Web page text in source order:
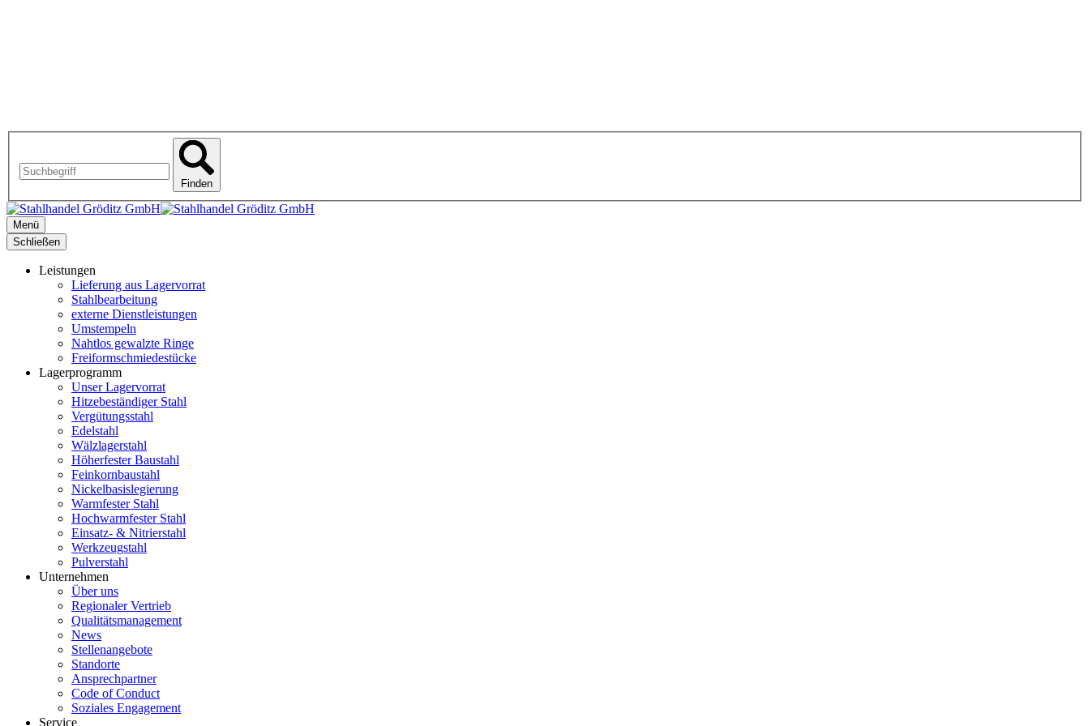
Finden
Menü
Schließen
Leistungen
Lieferung aus Lagervorrat
Stahlbearbeitung
externe Dienstleistungen
Umstempeln
Nahtlos gewalzte Ringe
Freiformschmiedestücke
Lagerprogramm
Unser Lagervorrat
Hitzebeständiger Stahl
Vergütungsstahl
Edelstahl
Wälzlagerstahl
Höherfester Baustahl
Feinkornbaustahl
Nickelbasislegierung
Warmfester Stahl
Hochwarmfester Stahl
Einsatz- & Nitrierstahl
Werkzeugstahl
Pulverstahl
Unternehmen
Über uns
Regionaler Vertrieb
Qualitätsmanagement
News
Stellenangebote
Standorte
Ansprechpartner
Code of Conduct
Soziales Engagement
Service